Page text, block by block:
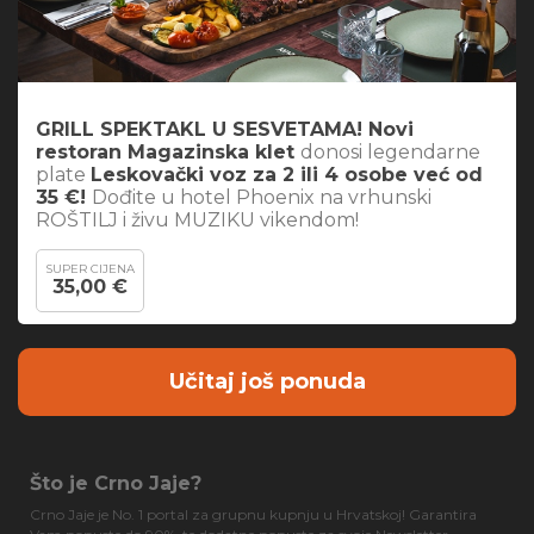
GRILL SPEKTAKL U SESVETAMA! Novi
restoran Magazinska klet donosi legendarne
plate Leskovački voz za 2 ili 4 osobe već od
35 €! Dođite u hotel Phoenix na vrhunski
ROŠTILJ i živu MUZIKU vikendom!
SUPER CIJENA
35,00 €
Učitaj još ponuda
Što je Crno Jaje?
Crno Jaje je No. 1 portal za grupnu kupnju u Hrvatskoj! Garantira